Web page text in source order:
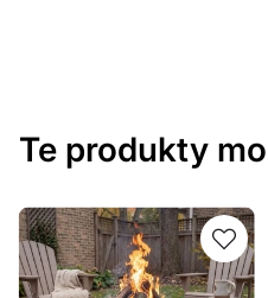
Te produkty